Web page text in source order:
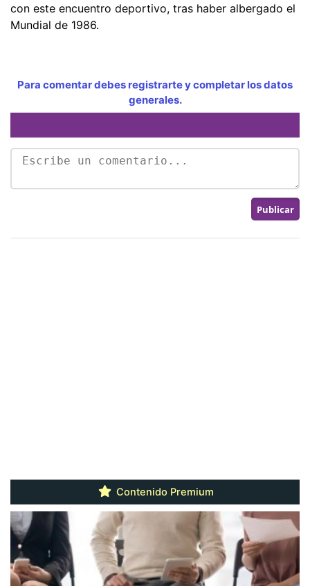
con este encuentro deportivo, tras haber albergado el
Mundial de 1986.
Para comentar debes registrarte y completar los datos
generales.
Contenido Premium